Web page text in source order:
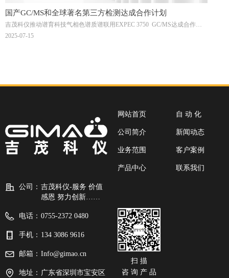
国产GC/MS和全球著名第三方检测达成合作计划
吉茂科仪推动谱育科技气相色谱质谱联用EXPEC 3750 GC/MS达成合作计
划
2025-07-15
扫 描
咨 询 产 品
网站首页
公司简介
业务范围
产品中心
自 动 化
新闻动态
客户案例
联系我们
公司： 吉茂科仪-服务 价值
感恩 努力创新……
电话： 0755-2372 0480
手机： 134 3086 9616
邮箱： Info@gimao.cn
地址： 广东省深圳市宝安区